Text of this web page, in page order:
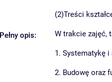
Pełny opis:
(2)Treści
W trakcie zajęć,
1. Systematykę
2. Budowę oraz